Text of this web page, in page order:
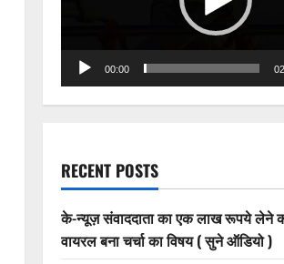
00:00
RECENT POSTS
के-न्यूज़ संवाददाता का एक लाख रूपये लेने
वायरल बना चर्चा का विषय ( सुने ऑडियो )